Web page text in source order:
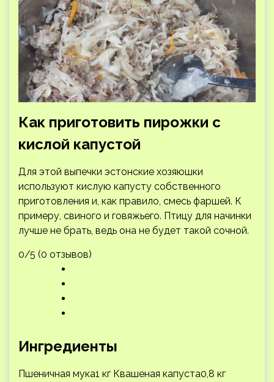
Как приготовить пирожки с
кислой капустой
Для этой выпечки эстонские хозяюшки
используют кислую капусту собственного
приготовления и, как правило, смесь фаршей. К
примеру, свиного и говяжьего. Птицу для начинки
лучше не брать, ведь она не будет такой сочной.
0/5 (0 отзывов)
Ингредиенты
Пшеничная мука1 кг Квашеная капуста0,8 кг